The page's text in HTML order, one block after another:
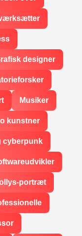
designer
Musiker
kunstner
cyberpunk
portræt